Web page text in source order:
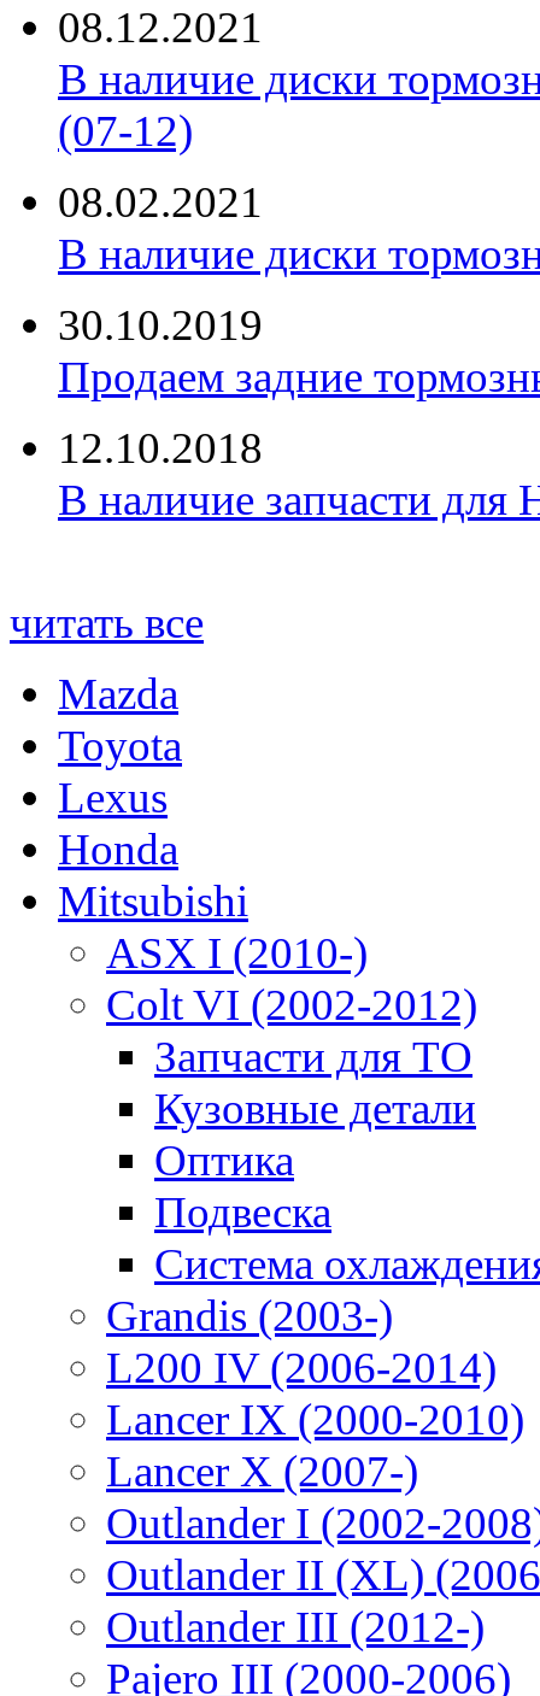
08.12.2021
В наличие диски
(07-12)
08.02.2021
В наличие диски
30.10.2019
Продаем задние
12.10.2018
В наличие запчасти для
читать все
Mazda
Toyota
Lexus
Honda
Mitsubishi
ASX I (2010-)
Colt VI (2002-2012)
Запчасти для ТО
Кузовные детали
Оптика
Подвеска
Система
Grandis (2003-)
L200 IV (2006-2014)
Lancer IX (2000-2010)
Lancer X (2007-)
Outlander I (2002-
Outlander II (XL)
Outlander III (2012-)
Pajero III (2000-2006)